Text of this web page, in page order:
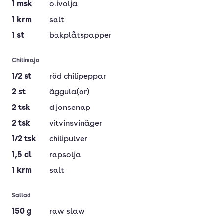
1 msk
olivolja
1
krm
salt
1 st bakplåtspapper
Chilimajo
1/2 st
röd chilipeppar
2 st
äggula(or)
2 tsk
dijonsenap
2 tsk
vitvinsvinäger
1/2 tsk
chilipulver
1,5 dl
rapsolja
1
krm salt
Sallad
150 g
raw slaw